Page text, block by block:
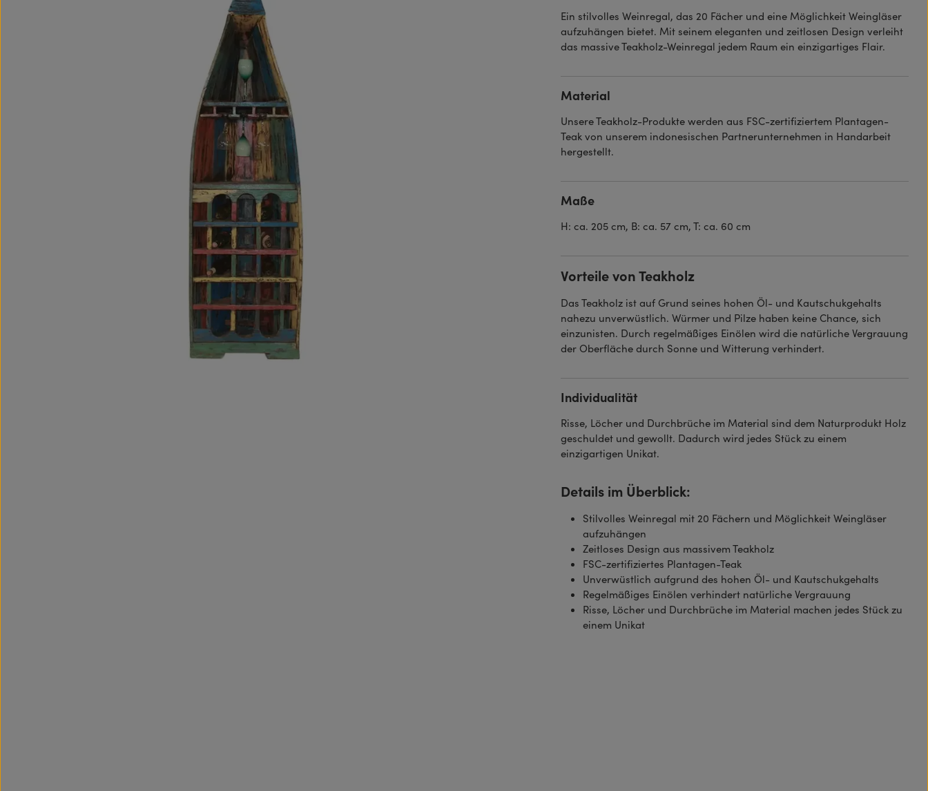
Ein stilvolles Weinregal, das 20 Fächer und eine Möglichkeit Weingläser
aufzuhängen bietet. Mit seinem eleganten und zeitlosen Design verleiht
das massive Teakholz-Weinregal jedem Raum ein einzigartiges Flair.
Material
Unsere Teakholz-Produkte werden aus FSC-zertifiziertem Plantagen-
Teak von unserem indonesischen Partnerunternehmen in Handarbeit
hergestellt.
Maße
H: ca. 205 cm, B: ca. 57 cm, T: ca. 60 cm
Vorteile von Teakholz
Das Teakholz ist auf Grund seines hohen Öl- und Kautschukgehalts
nahezu unverwüstlich. Würmer und Pilze haben keine Chance, sich
einzunisten. Durch regelmäßiges Einölen wird die natürliche Vergrauung
der Oberfläche durch Sonne und Witterung verhindert.
Individualität
Risse, Löcher und Durchbrüche im Material sind dem Naturprodukt Holz
geschuldet und gewollt. Dadurch wird jedes Stück zu einem
einzigartigen Unikat.
Details im Überblick:
Stilvolles Weinregal mit 20 Fächern und Möglichkeit Weingläser
aufzuhängen
Zeitloses Design aus massivem Teakholz
FSC-zertifiziertes Plantagen-Teak
Unverwüstlich aufgrund des hohen Öl- und Kautschukgehalts
Regelmäßiges Einölen verhindert natürliche Vergrauung
Risse, Löcher und Durchbrüche im Material machen jedes Stück zu
einem Unikat